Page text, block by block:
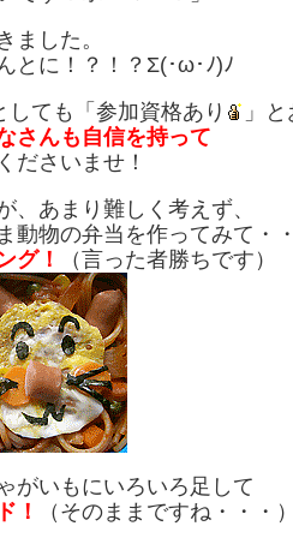
ました。
とに！？！？Σ(･ω･ﾉ)ﾉ
しても「参加資格あり
」
さんも自信を持って
ださいませ！
あまり難しく考えず、
物の弁当を作ってみて・・
グ！
（言った者勝ちです）
いもにいろいろ足して
！
（そのままですね・・・）